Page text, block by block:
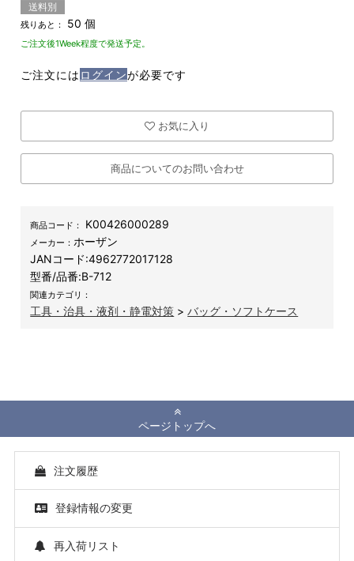
送料別
残りあと： 50 個
ご注文後1Week程度で発送予定。
ご注文には ログインが必要です
お気に入り
商品についてのお問い合わせ
商品コード： K00426000289
メーカー： ホーザン
JANコード:4962772017128
型番/品番:B-712
関連カテゴリ：
工具・治具・液剤・静電対策 >バッグ・ソフトケース
ページトップへ
注文履歴
登録情報の変更
再入荷リスト